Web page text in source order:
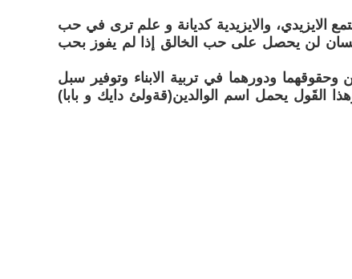
الايزيدي، والايزيدية كديانة و علم ترى في حب
الإنسان لن يحصل على حب الخالق إذا لم يفوز بحب
ودورهما في تربية الابناء وتوفير سبل
القَول يحمل اسم الوالدين(قةولئ دايك و بابا)